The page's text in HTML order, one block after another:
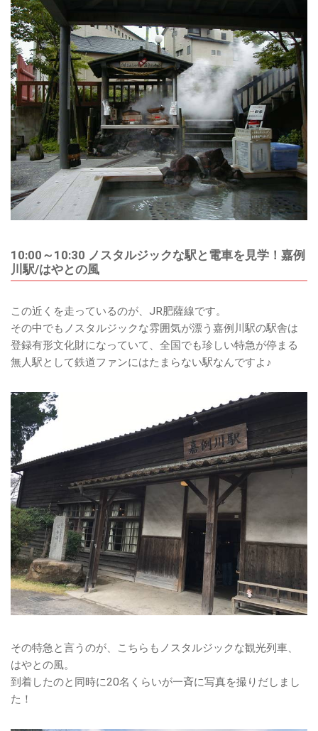
10:00～10:30 ノスタルジックな駅と電車を見学！嘉例
川駅/はやとの風
この近くを走っているのが、JR肥薩線です。
その中でもノスタルジックな雰囲気が漂う嘉例川駅の駅舎は
登録有形文化財になっていて、全国でも珍しい特急が停まる
無人駅として鉄道ファンにはたまらない駅なんですよ♪
その特急と言うのが、こちらもノスタルジックな観光列車、
はやとの風。
到着したのと同時に20名くらいが一斉に写真を撮りだしまし
た！